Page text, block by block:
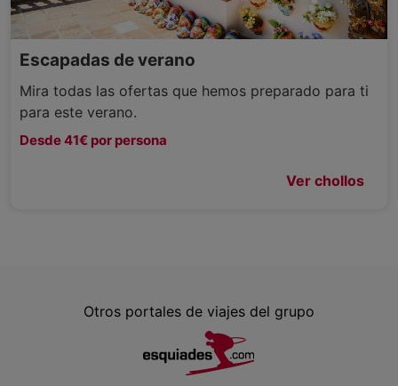
Escapadas de verano
Mira todas las ofertas que hemos preparado para ti
para este verano.
Desde 41€ por persona
Ver chollos
Otros portales de viajes del grupo